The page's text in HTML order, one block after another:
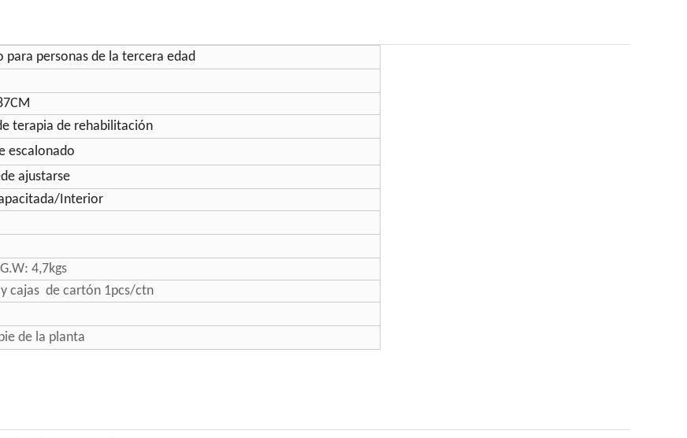
para personas de la tercera edad
terapia de rehabilitación
escalonado
ajustarse
Interior
4,7kgs
y cajas de cartón 1pcs/ctn
de la planta